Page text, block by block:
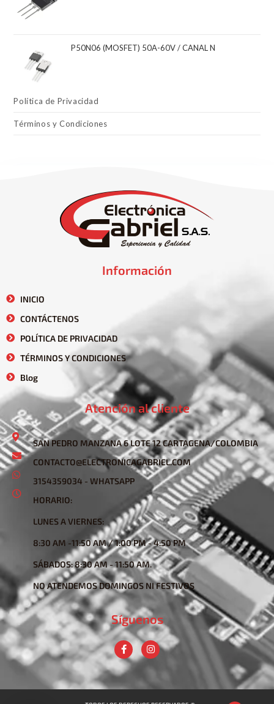
P50N06 (MOSFET) 50A-60V / CANAL N
Política de Privacidad
Términos y Condiciones
Información
INICIO
CONTÁCTENOS
POLÍTICA DE PRIVACIDAD
TÉRMINOS Y CONDICIONES
Blog
Atención al cliente
SAN PEDRO MANZANA 6 LOTE 12 CARTAGENA/COLOMBIA
CONTACTO@ELECTRONICAGABRIEL.COM
3154359034 - WHATSAPP
HORARIO:
LUNES A VIERNES:
8:30 AM -11:50 AM / 1:00 PM - 4:50 PM
SÁBADOS: 8:30 AM - 11:50 AM.
NO ATENDEMOS DOMINGOS NI FESTIVOS
Síguenos